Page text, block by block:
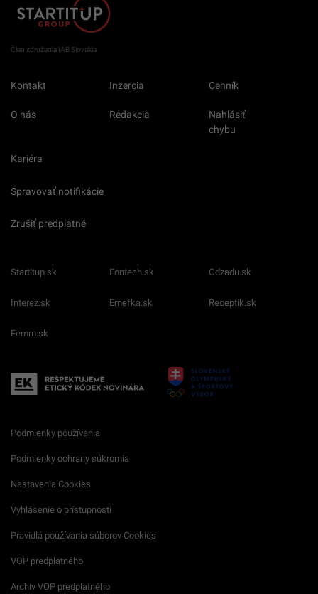
Člen združenia IAB Slovakia
Kontakt Inzercia Cenník
O nás Redakcia
Nahlásiť
chybu
Kariéra
Spravovať notifikácie
Zrušiť predplatné
Startitup.sk Fontech.sk Odzadu.sk
Interez.sk Emefka.sk Receptik.sk
Femm.sk
Podmienky používania
Podmienky ochrany súkromia
Nastavenia Cookies
Vyhlásenie o prístupnosti
Pravidlá používania súborov Cookies
VOP predplatného
Archív VOP predplatného